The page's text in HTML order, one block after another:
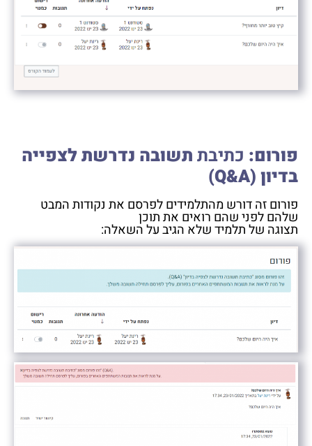
פורום:כתיבתתשובה נדרשת לצפייה
בדיון (Q&A)
פורום זה דורש מהתלמידים לפרסם את נקודות המבט
שלהם לפני שהם רואים את תוכן
תצוגה של תלמיד שלא הגיב על השאלה: